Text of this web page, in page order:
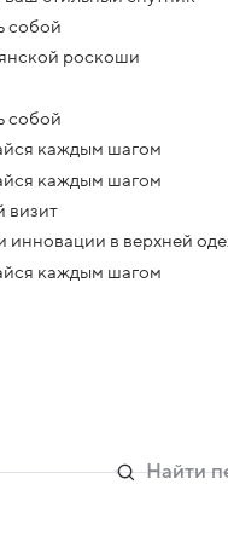
собой
роскоши
собой
каждым шагом
каждым шагом
визит
инновации в верхней
каждым шагом